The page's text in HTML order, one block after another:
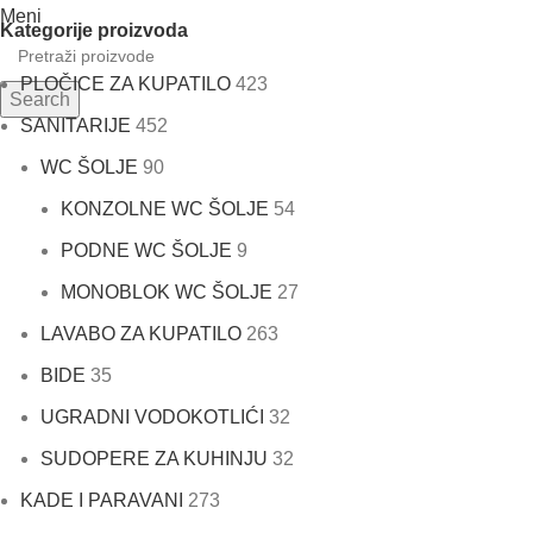
Meni
Search
Kategorije proizvoda
PLOČICE ZA KUPATILO 423
SANITARIJE 452
WC ŠOLJE 90
KONZOLNE WC ŠOLJE 54
PODNE WC ŠOLJE 9
MONOBLOK WC ŠOLJE 27
LAVABO ZA KUPATILO 263
BIDE 35
UGRADNI VODOKOTLIĆI 32
SUDOPERE ZA KUHINJU 32
KADE I PARAVANI 273